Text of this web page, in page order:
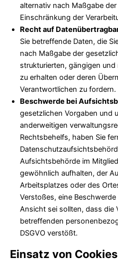
alternativ nach Maßgabe
Einschränkung der
Recht auf
Sie betreffende Daten, die
nach Maßgabe der
strukturierten, gängigen
zu erhalten oder deren
Verantwortlichen zu fordern.
Beschwerde bei
gesetzlichen Vorgaben und
anderweitigen
Rechtsbehelfs, haben Sie
Aufsichtsbehörde im
gewöhnlich aufhalten, der
Arbeitsplatzes oder des
Verstoßes, eine
Ansicht sei sollten, dass die
betreffenden
DSGVO verstößt.
Einsatz von Cookies